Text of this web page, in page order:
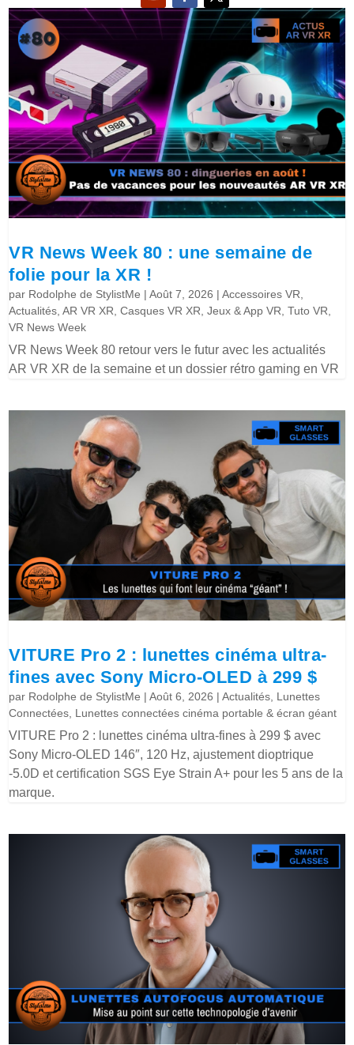
VR News Week 80 : une semaine de
folie pour la XR !
par Rodolphe de StylistMe |Août 7, 2026 |Accessoires VR
Actualités ,AR VR XR ,Casques VR XR ,Jeux & App VR ,Tuto VR
VR News Week
VR News Week 80 retour vers le futur avec les actualités
AR VR XR de la semaine et un dossier rétro gaming en VR
VITURE Pro 2 : lunettes cinéma ultra-
fines avec Sony Micro-OLED à 299 $
par Rodolphe de StylistMe |Août 6, 2026 |Actualités Lunettes
Connectées Lunettes connectées cinéma portable & écran géant
VITURE Pro 2 : lunettes cinéma ultra-fines à 299 $ avec
Sony Micro-OLED 146″, 120 Hz, ajustement dioptrique
-5.0D et certification SGS Eye Strain A+ pour les 5 ans de la
marque.